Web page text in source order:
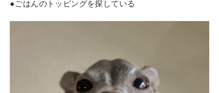
●ごはんのトッピングを探している